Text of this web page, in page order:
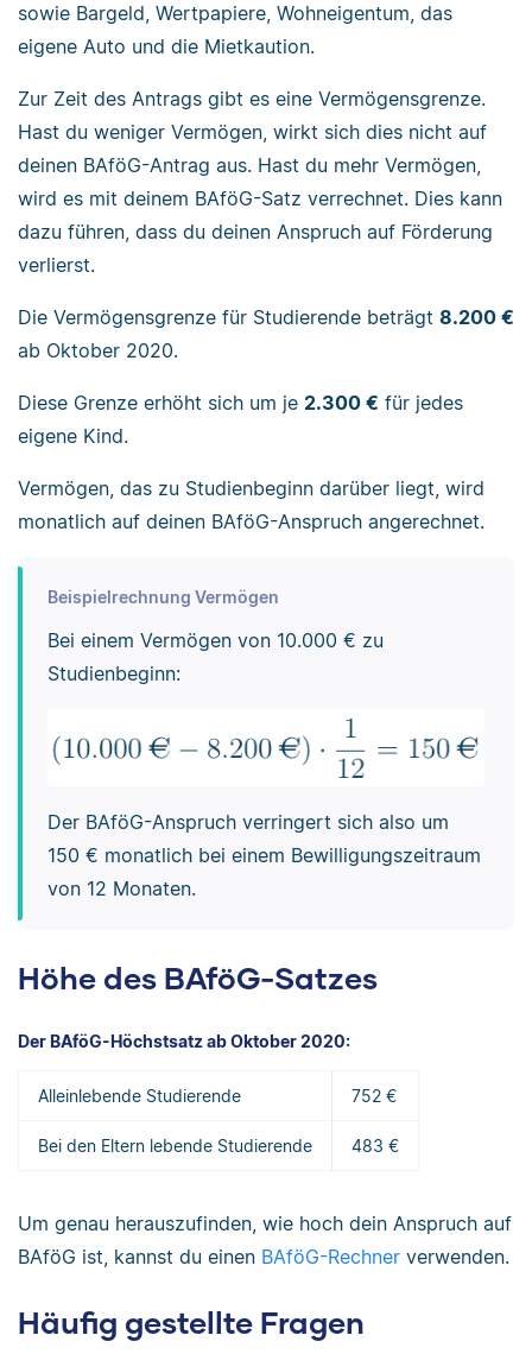
sowie Bargeld, Wertpapiere, Wohneigentum, das
eigene Auto und die Mietkaution.
Zur Zeit des Antrags gibt es eine Vermögensgrenze.
Hast du weniger Vermögen, wirkt sich dies nicht auf
deinen BAföG-Antrag aus. Hast du mehr Vermögen,
wird es mit deinem BAföG-Satz verrechnet. Dies kann
dazu führen, dass du deinen Anspruch auf Förderung
verlierst.
Die Vermögensgrenze für Studierende beträgt 8.200 €
ab Oktober 2020.
Diese Grenze erhöht sich um je 2.300 € für jedes
eigene Kind.
Vermögen, das zu Studienbeginn darüber liegt, wird
monatlich auf deinen BAföG-Anspruch angerechnet.
Beispielrechnung Vermögen
Bei einem Vermögen von 10.000 € zu
Studienbeginn:
Der BAföG-Anspruch verringert sich also um
150 € monatlich bei einem Bewilligungszeitraum
von 12 Monaten.
Höhe des BAföG-Satzes
Der BAföG-Höchstsatz ab Oktober 2020:
Alleinlebende Studierende 752 €
Bei den Eltern lebende Studierende 483 €
Um genau herauszufinden, wie hoch dein Anspruch auf
BAföG ist, kannst du einen BAföG-Rechner verwenden.
Häufig gestellte Fragen